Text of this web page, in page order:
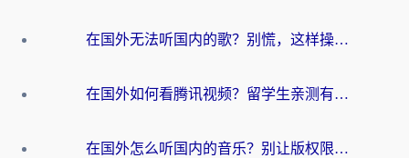
在国外无法听国内的歌？别慌，这样操作就能畅听QQ音乐（附亲测加速器推荐）
在国外如何看腾讯视频？留学生亲测有效的回国加速方案
在国外怎么听国内的音乐？别让版权限制断了你的华语歌单